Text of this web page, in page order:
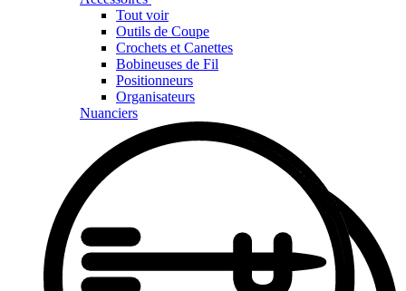
Tout voir
Outils de Coupe
Crochets et Canettes
Bobineuses de Fil
Positionneurs
Organisateurs
Nuanciers